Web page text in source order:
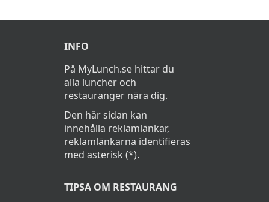
INFO
På MyLunch.se hittar du
alla luncher och
restauranger nära dig.
Den här sidan kan
innehålla reklamlänkar,
reklamlänkarna identifieras
med asterisk (*).
TIPSA OM RESTAURANG